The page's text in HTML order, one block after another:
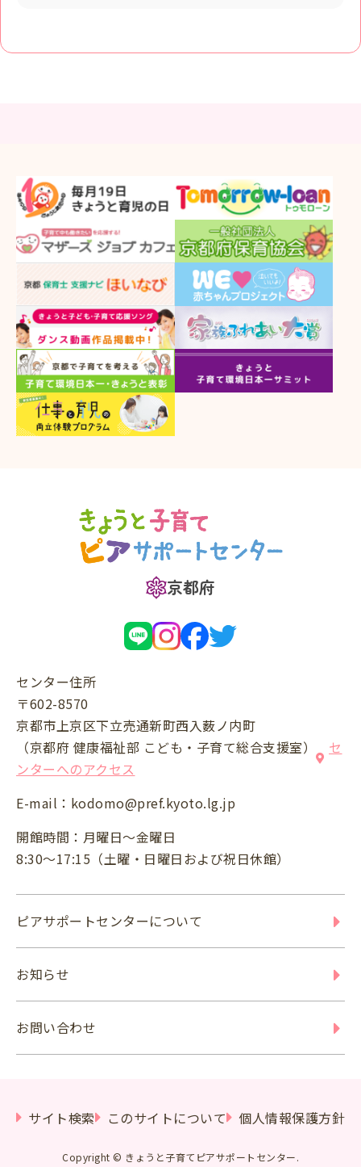
京都府
センター住所
〒602-8570
京都市上京区下立売通新町西入薮ノ内町
（京都府 健康福祉部 こども・子育て総合支援室）
セ
ンターへのアクセス
E-mail： kodomo@pref.kyoto.lg.jp
開館時間：月曜日～金曜日
8:30～17:15（土曜・日曜日および祝日休館）
ピアサポートセンターについて
お知らせ
お問い合わせ
Copyright © きょうと子育てピアサポートセンター.
サイト検索 このサイトについて 個人情報保護方針